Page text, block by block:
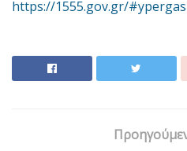
https://1555.gov.gr/